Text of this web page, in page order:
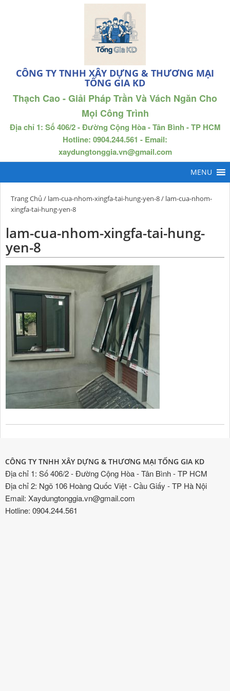
CÔNG TY TNHH XÂY DỰNG & THƯƠNG MẠI
TỐNG GIA KD
Thạch Cao - Giải Pháp Trần Và Vách Ngăn Cho
Mọi Công Trình
Địa chỉ 1: Số 406/2 - Đường Cộng Hòa - Tân Bình - TP HCM
Hotline: 0904.244.561 - Email:
xaydungtonggia.vn@gmail.com
Trang Chủ / lam-cua-nhom-xingfa-tai-hung-yen-8/ lam-cua-nhom-
xingfa-tai-hung-yen-8
lam-cua-nhom-xingfa-tai-hung-
yen-8
CÔNG TY TNHH XÂY DỰNG & THƯƠNG MẠI TỐNG GIA KD
Địa chỉ 1: Số 406/2 - Đường Cộng Hòa - Tân Bình - TP HCM
Địa chỉ 2: Ngõ 106 Hoàng Quốc Việt - Cầu Giấy - TP Hà Nội
Email: Xaydungtonggia.vn@gmail.com
Hotline: 0904.244.561